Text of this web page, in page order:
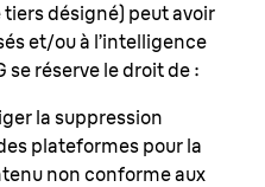
tiers désigné) peut avoir
et/ou à l’intelligence
réserve le droit de :
la suppression
plateformes pour la
non conforme aux